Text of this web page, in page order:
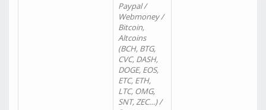
Paypal /
Webmoney /
Bitcoin,
Altcoins
(BCH, BTG,
CVC, DASH,
DOGE, EOS,
ETC, ETH,
LTC, OMG,
SNT, ZEC…) /